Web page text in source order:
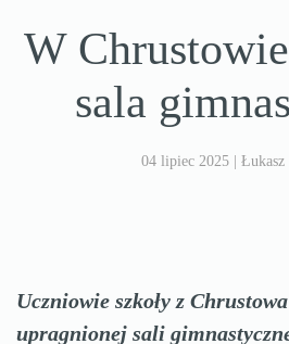
W
sala
04 lipiec 2025| Łukasz |
Uczniowie szkoły z
upragnionej sali